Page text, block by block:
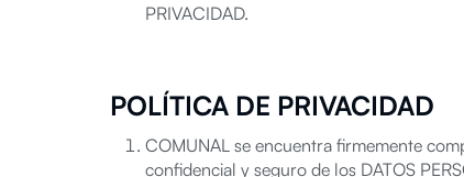
PRIVACIDAD.
POLÍTICA DE PRIVACIDAD
COMUNAL se encuentra firmemente
confidencial y seguro de los DATOS